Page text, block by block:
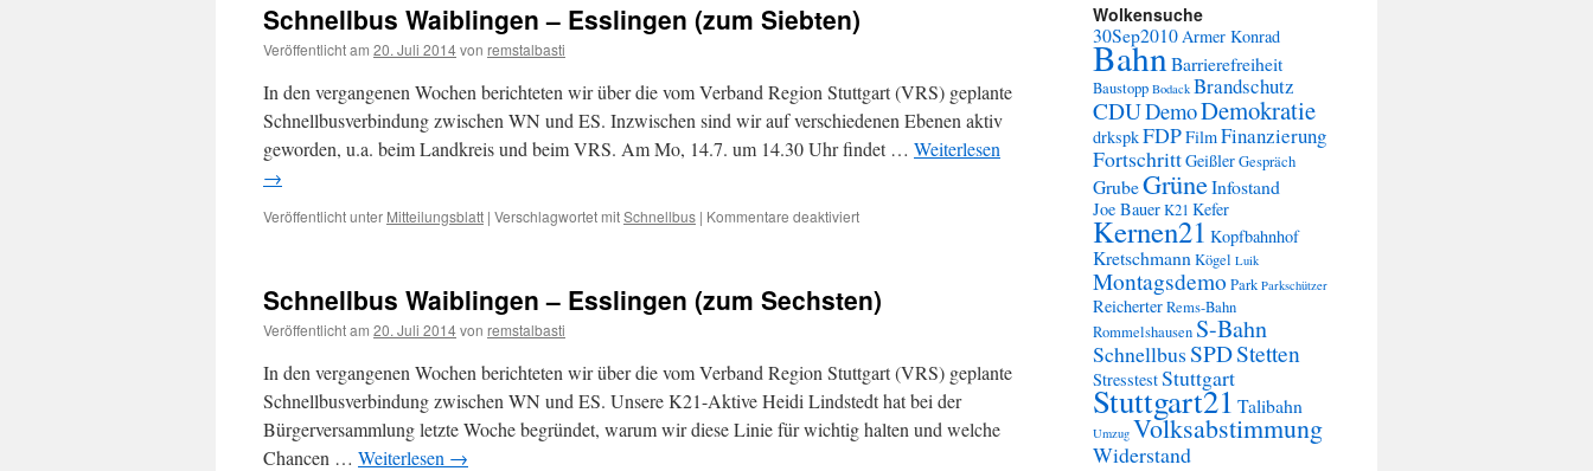
Schnellbus Waiblingen – Esslingen (zum Siebten)
Veröffentlicht am 20. Juli 2014von remstalbasti
In den vergangenen Wochen berichteten wir über die vom Verband Region Stuttgart (VRS) geplante
Schnellbusverbindung zwischen WN und ES. Inzwischen sind wir auf verschiedenen Ebenen aktiv
geworden, u.a. beim Landkreis und beim VRS. Am Mo, 14.7. um 14.30 Uhr findet … Weiterlesen
→
Veröffentlicht unter Mitteilungsblatt | Verschlagwortet mitSchnellbus | Kommentare deaktiviertfür
Esslingen
(zum
Schnellbus Waiblingen – Esslingen (zum Sechsten)
Veröffentlicht am 20. Juli 2014von remstalbasti
In den vergangenen Wochen berichteten wir über die vom Verband Region Stuttgart (VRS) geplante
Schnellbusverbindung zwischen WN und ES. Unsere K21-Aktive Heidi Lindstedt hat bei der
Bürgerversammlung letzte Woche begründet, warum wir diese Linie für wichtig halten und welche
Chancen … Weiterlesen →
Wolkensuche
30Sep2010Armer Konrad
BahnBarrierefreiheit
Baustopp Bodack Brandschutz
CDUDemoDemokratie
drkspkFDPFilmFinanzierung
FortschrittGeißlerGespräch
GrubeGrüneInfostand
Joe BauerK21 Kefer
Kernen21 Kopfbahnhof
Kretschmann Kögel Luik
Montagsdemo Park Parkschützer
ReicherterRems-Bahn
Rommelshausen S-Bahn
SchnellbusSPDStetten
StresstestStuttgart
Stuttgart21 Talibahn
Umzug Volksabstimmung
Widerstand